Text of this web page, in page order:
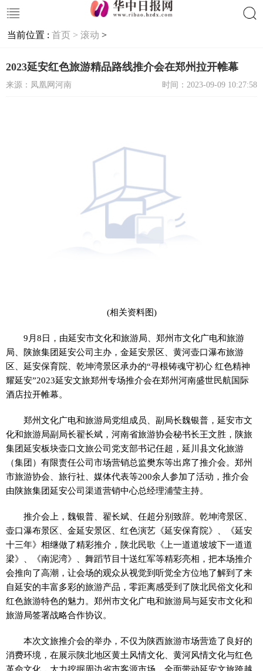
当前位置 : 首页 > 滚动 >
2023延安红色旅游精品路线推介会在郑州拉开帷幕
来源：凤凰网河南 时间：2023-09-09 10:27:58
(相关资料图)
9月8日，由延安市文化和旅游局、郑州市文化广电和旅游
局、陕旅集团延安公司主办，金延安景区、黄河壶口瀑布旅游
区、延安保育院、乾坤湾景区承办的“寻根铸魂守初心 红色精神
耀延安”2023延安文旅郑州专场推介会在郑州河南盛世民航国际
酒店拉开帷幕。
郑州文化广电和旅游局党组成员、副局长魏银普，延安市文
化和旅游局副局长翟长斌，河南省旅游协会秘书长王文胜，陕旅
集团延安板块壶口文旅公司党支部书记任超，延川县文化旅游
（集团）有限责任公司市场营销总监樊东等出席了推介会。郑州
市旅游协会、旅行社、媒体代表等200余人参加了活动，推介会
由陕旅集团延安公司渠道营销中心总经理浦莹主持。
推介会上，魏银普、翟长斌、任超分别致辞。乾坤湾景区、
壶口瀑布景区、金延安景区、红色演艺《延安保育院》、《延安
十三年》相继做了精彩推介，陕北民歌《上一道道坡坡下一道道
梁》、《南泥湾》、舞蹈节目十送红军等精彩亮相，把本场推介
会推向了高潮，让会场的观众从视觉到听觉全方位地了解到了来
自延安的丰富多彩的旅游产品，零距离感受到了陕北民俗文化和
红色旅游特色的魅力。郑州市文化广电和旅游局与延安市文化和
旅游局签署战略合作协议。
本次文旅推介会的举办，不仅为陕西旅游市场营造了良好的
消费环境，在展示陕北地区黄土风情文化、黄河风情文化与红色
革命文化，大力挖掘周边省市客源市场，全面带动延安文旅跨越